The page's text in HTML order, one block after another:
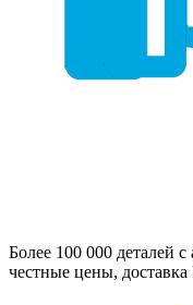
Более 100 000 деталей
честные цены,